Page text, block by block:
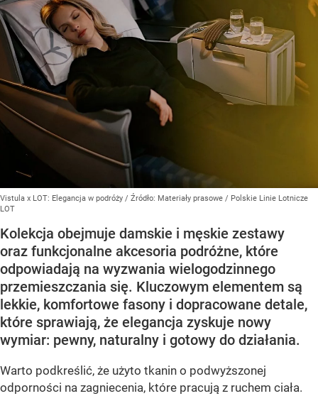
Vistula x LOT: Elegancja w podróży / Źródło: Materiały prasowe / Polskie Linie Lotnicze
LOT
Kolekcja obejmuje damskie i męskie zestawy
oraz funkcjonalne akcesoria podróżne, które
odpowiadają na wyzwania wielogodzinnego
przemieszczania się. Kluczowym elementem są
lekkie, komfortowe fasony i dopracowane detale,
które sprawiają, że elegancja zyskuje nowy
wymiar: pewny, naturalny i gotowy do działania.
Warto podkreślić, że użyto tkanin o podwyższonej
odporności na zagniecenia, które pracują z ruchem ciała.